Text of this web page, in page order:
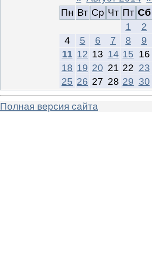
Пн Вт Ср Чт Пт Сб
1
2
4
5 6 7 8 9
11 12 13 14 15 16
18 19 20 21 22 23
25 26 27 28 29 30
Полная версия сайта